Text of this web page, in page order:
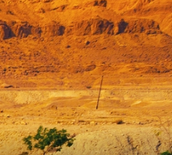
Южная часть района
Мертвого моря
Historical
Эйн-Бокек